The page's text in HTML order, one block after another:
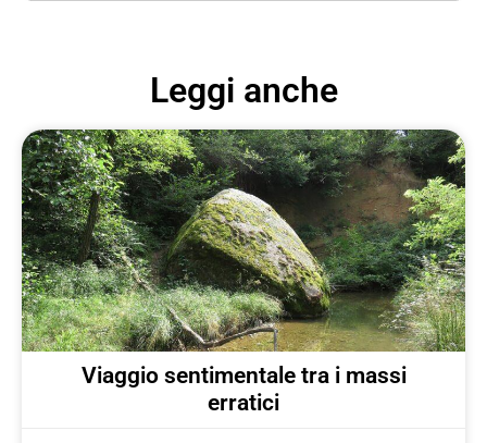
Leggi anche
Viaggio sentimentale tra i massi
erratici